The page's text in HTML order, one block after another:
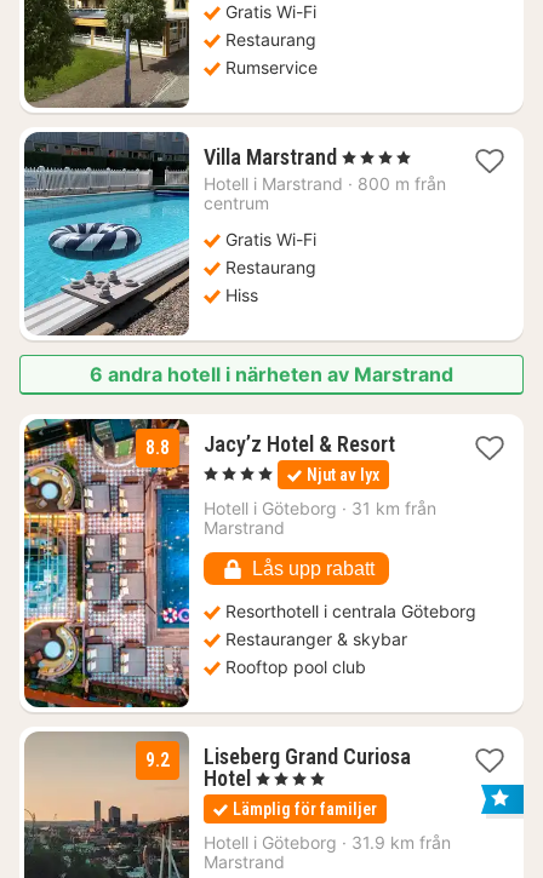
Gratis Wi-Fi
Restaurang
Rumservice
Villa Marstrand 1
natt
, 4 Stjärnor
Hotell i Marstrand · 800 m från
centrum
Gratis Wi-Fi
Restaurang
Hiss
6 andra hotell i närheten av Marstrand
8.8 Jacy’z Hotel & Resort1
1380
, 4 Stjärnor Njut av lyx
Hotell i Göteborg · 31 km från
Marstrand
Lås upp rabatt
Resorthotell i centrala Göteborg
Restauranger & skybar
Rooftop pool club
9.2
Liseberg Grand Curiosa
Hotel 1
natt
från
1329
kr.
, 4 Stjärnor
Lämplig för familjer
Hotell i Göteborg · 31.9 km från
Marstrand